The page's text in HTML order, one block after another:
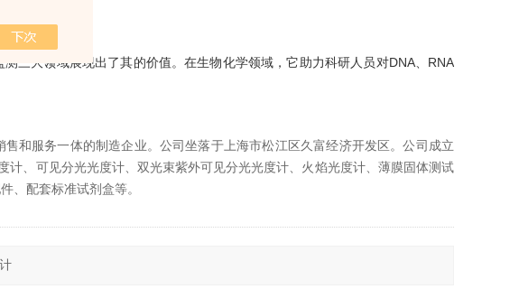
三大领域展现出了其的价值。在生物化学领域，它助力科研人员对DNA、RNA
和服务一体的制造企业。公司坐落于上海市松江区久富经济开发区。公司成立
、可见分光光度计、双光束紫外可见分光光度计、火焰光度计、薄膜固体测试
、配套标准试剂盒等。